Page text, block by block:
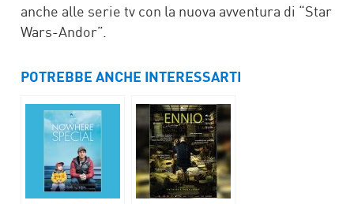
anche alle serie tv con la nuova avventura di “Star
Wars-Andor”.
POTREBBE ANCHE INTERESSARTI